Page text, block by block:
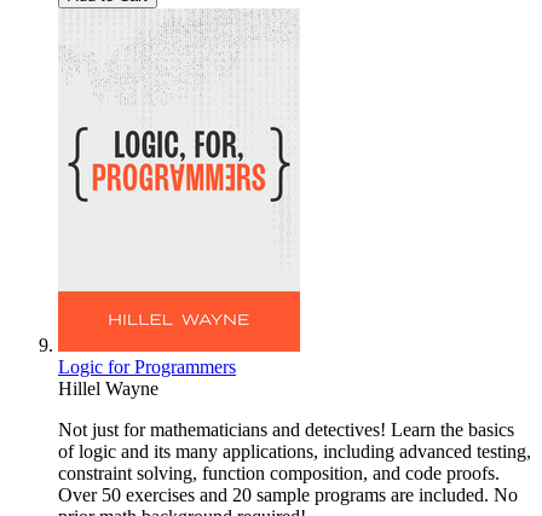
Logic for Programmers
Hillel Wayne
Not just for mathematicians and detectives! Learn the basics
of logic and its many applications, including advanced testing,
constraint solving, function composition, and code proofs.
Over 50 exercises and 20 sample programs are included. No